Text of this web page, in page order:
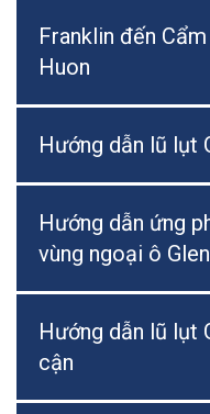
Franklin đến
Huon
Hướng dẫn lũ lụt
Hướng dẫn ứng
vùng ngoại ô
Hướng dẫn lũ lụt
cận